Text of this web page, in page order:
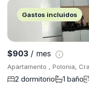
Gastos incluidos
$903 / mes
Apartamento , Polonia,
2 dormitorio 1 baño